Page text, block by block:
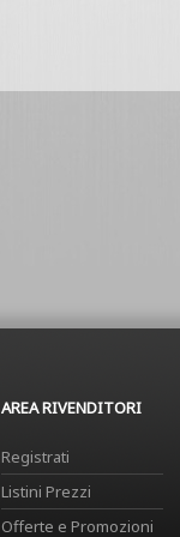
AREA RIVENDITORI
Registrati
Listini Prezzi
Offerte e Promozioni